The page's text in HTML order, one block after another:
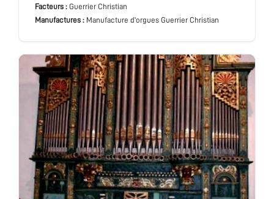
Facteurs : Guerrier Christian
Manufactures : Manufacture d'orgues Guerrier Christian